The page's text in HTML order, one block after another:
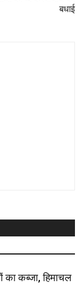
बधाई
का कब्जा, हिमाचल